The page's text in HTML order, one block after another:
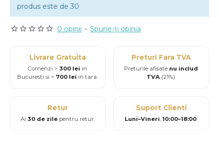
0 opinii - Spune-ţi opinia
produs este de 30
Livrare Gratuita
Comenzi >300 lei in
Bucuresti si > 700 lei in tara.
Preturi Fara TVA
Preturile afisate nu includ
TVA(21%).
Retur
Ai 30 de zilepentru retur.
Suport Clienti
Luni–Vineri,10:00–18:00.